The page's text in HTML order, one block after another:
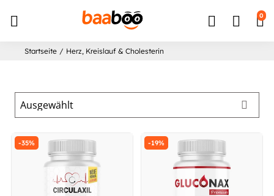
Zum Inhalt springen
Zum Menü springen
Barrierefreiheits-Widget öffnen 0
Startseite / Herz, Kreislauf & Cholesterin
-35% -19%